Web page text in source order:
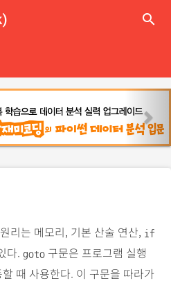
close
search
e
x
리는 메모리, 기본 산술 연산, if
다. goto구문은 프로그램 실행
때 사용한다. 이 구문을 따라가